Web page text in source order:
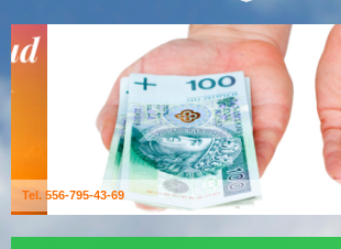
Tel. 556-795-43-69